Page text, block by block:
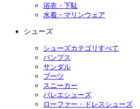
浴衣・下駄
水着・マリンウェア
シューズ
シューズカテゴリすべて
パンプス
サンダル
ブーツ
スニーカー
バレエシューズ
ローファー・ドレスシューズ